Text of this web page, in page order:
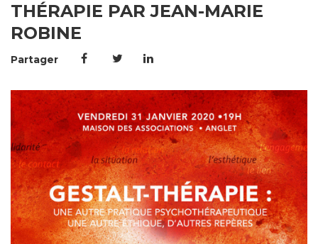
THÉRAPIE PAR JEAN-MARIE
ROBINE
Partager